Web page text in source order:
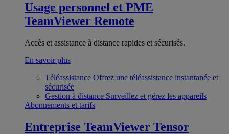
Usage personnel et PME
TeamViewer Remote
Accès et assistance à distance rapides et sécurisés.
En savoir plus
Téléassistance Offrez une téléassistance instantanée et
sécurisée
Gestion à distance Surveillez et gérez les appareils
Abonnements et tarifs
Entreprise TeamViewer Tensor